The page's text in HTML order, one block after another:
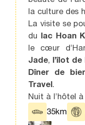
la culture des
La visite se
du lac Hoan
le cœur
Jade, l’îlot
Dîner de
Travel.
Nuit à l’hôtel
35km